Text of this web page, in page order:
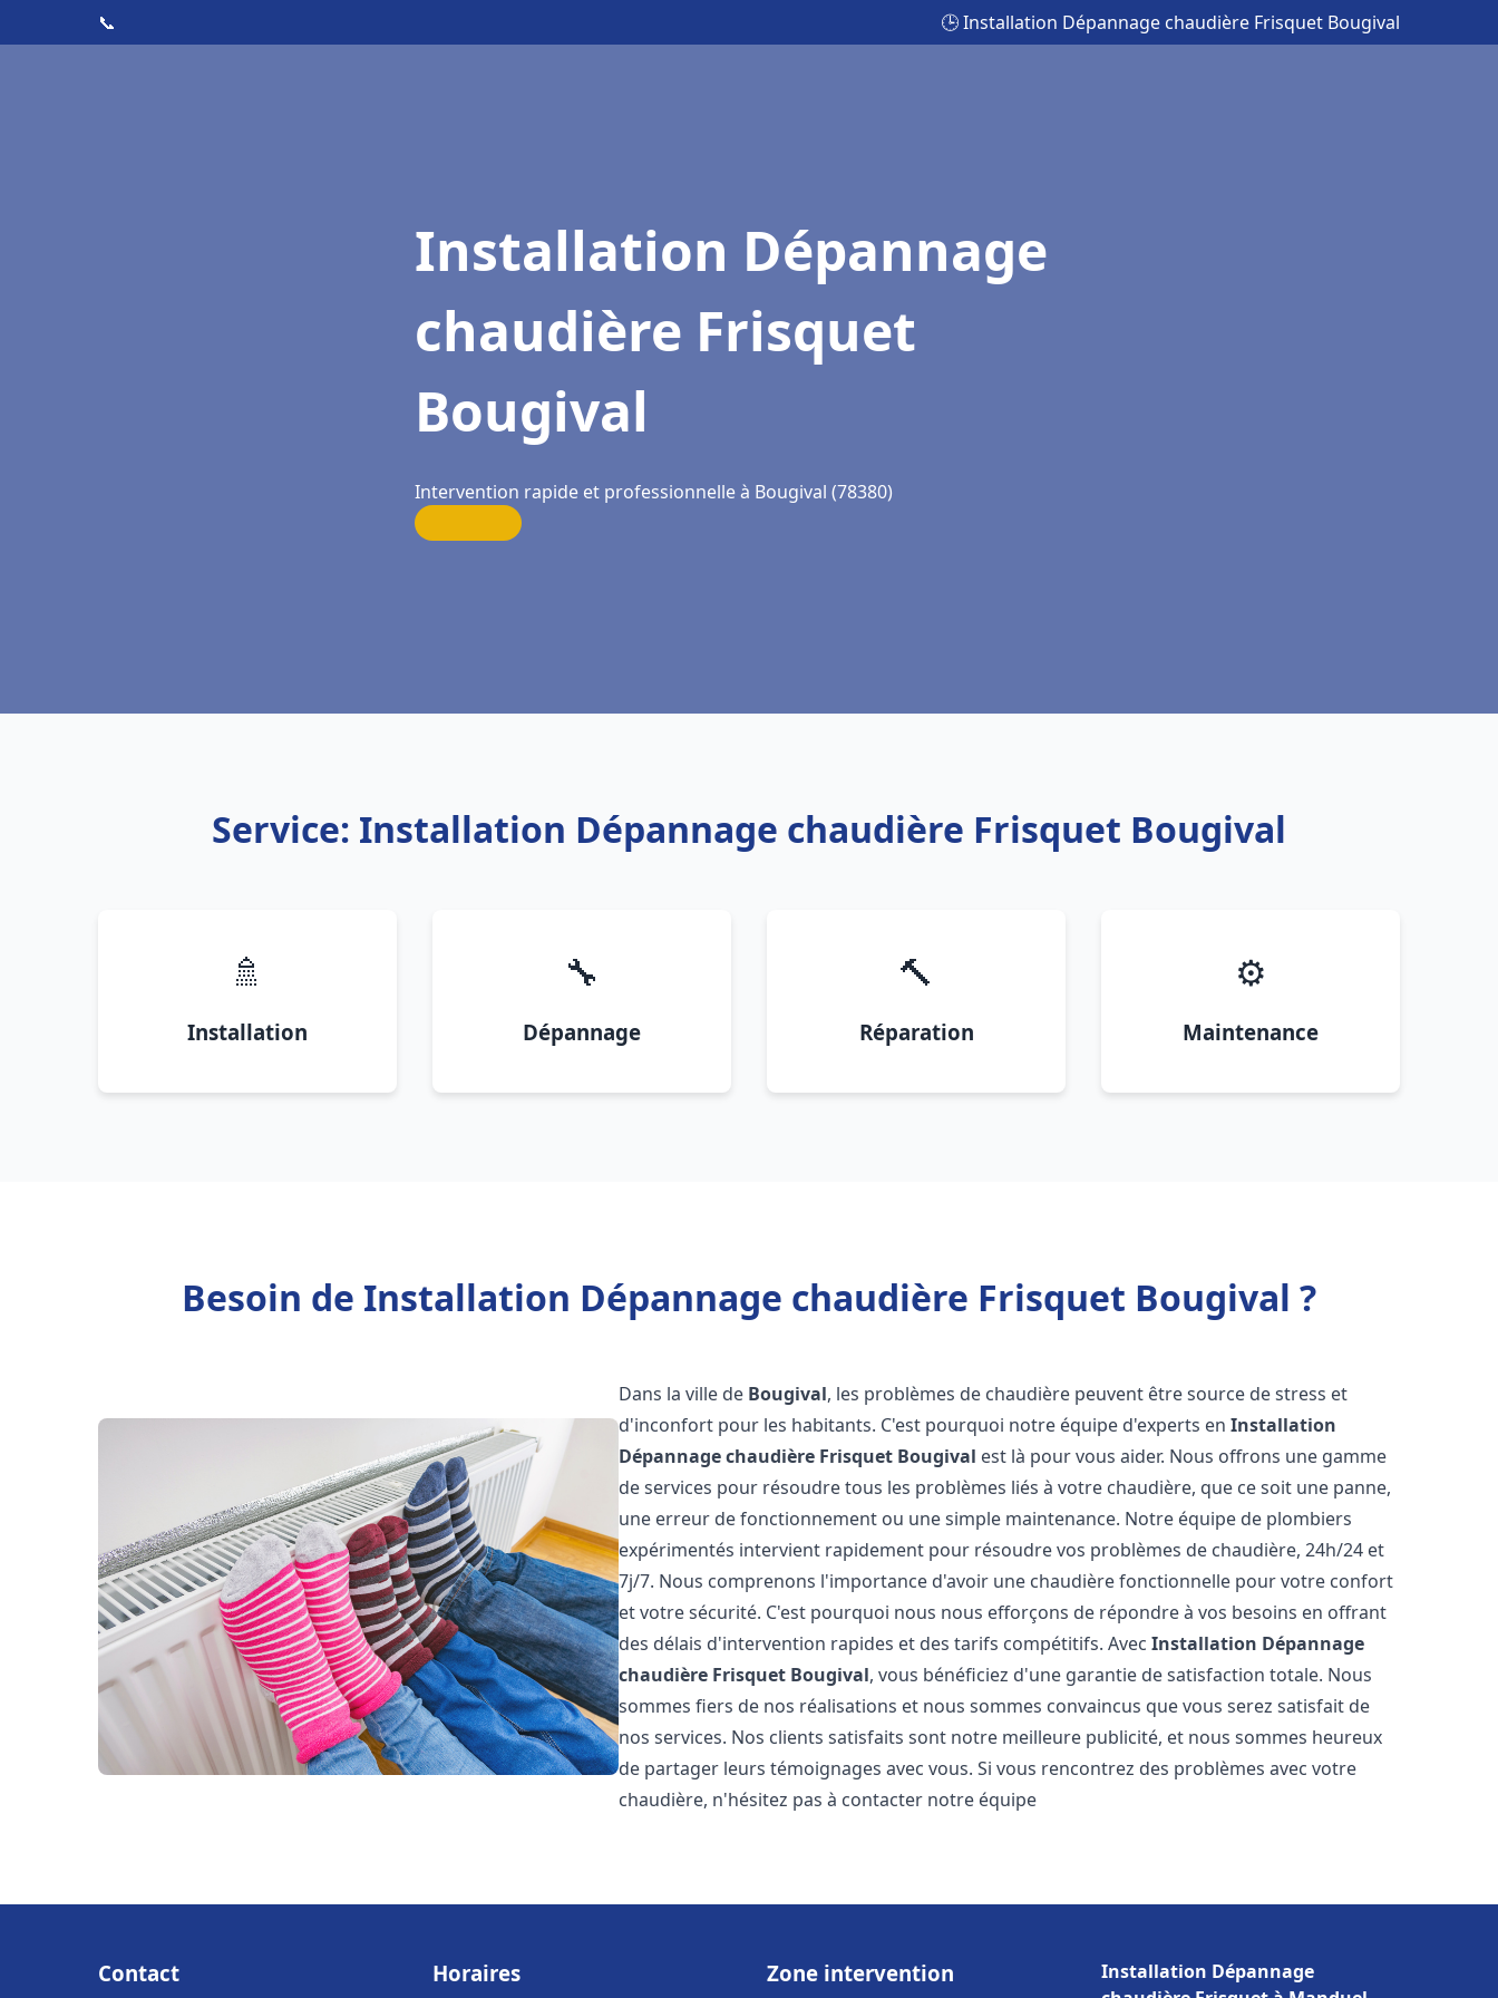
📞 🕒 Installation Dépannage chaudière Frisquet Bougival
Installation Dépannage
chaudière Frisquet
Bougival
Intervention rapide et professionnelle à Bougival (78380)
Service: Installation Dépannage chaudière Frisquet Bougival
🚿
Installation
🔧
Dépannage
🔨
Réparation
⚙️
Maintenance
Besoin de Installation Dépannage chaudière Frisquet Bougival ?
Dans la ville de Bougival, les problèmes de chaudière peuvent être source de stress et
d'inconfort pour les habitants. C'est pourquoi notre équipe d'experts enInstallation
Dépannage chaudière Frisquet Bougival est là pour vous aider. Nous offrons une gamme
de services pour résoudre tous les problèmes liés à votre chaudière, que ce soit une panne,
une erreur de fonctionnement ou une simple maintenance. Notre équipe de plombiers
expérimentés intervient rapidement pour résoudre vos problèmes de chaudière, 24h/24 et
7j/7. Nous comprenons l'importance d'avoir une chaudière fonctionnelle pour votre confort
et votre sécurité. C'est pourquoi nous nous efforçons de répondre à vos besoins en offrant
des délais d'intervention rapides et des tarifs compétitifs. AvecInstallation Dépannage
chaudière Frisquet Bougival, vous bénéficiez d'une garantie de satisfaction totale. Nous
sommes fiers de nos réalisations et nous sommes convaincus que vous serez satisfait de
nos services. Nos clients satisfaits sont notre meilleure publicité, et nous sommes heureux
de partager leurs témoignages avec vous. Si vous rencontrez des problèmes avec votre
chaudière, n'hésitez pas à contacter notre équipe
Contact Horaires Zone intervention
Installation Dépannage